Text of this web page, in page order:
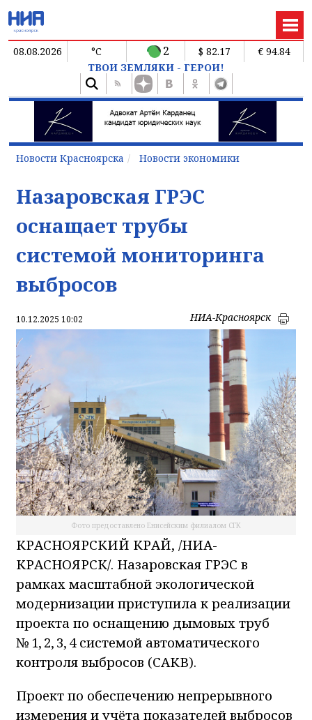
08.08.2026 °C 2 $ 82.17
€ 94.84
ТВОИ ЗЕМЛЯКИ - ГЕРОИ!
Новости Красноярска Новости экономики
Назаровская ГРЭС
оснащает трубы
системой мониторинга
выбросов
10.12.2025 10:02 НИА-Красноярск
Фото предоставлено Енисейским филиалом СГК
КРАСНОЯРСКИЙ КРАЙ, /НИА-
КРАСНОЯРСК/. Назаровская ГРЭС в
рамках масштабной экологической
модернизации приступила к реализации
проекта по оснащению дымовых труб
№ 1, 2, 3, 4 системой автоматического
контроля выбросов (САКВ).
Проект по обеспечению непрерывного
измерения и учёта показателей выбросов